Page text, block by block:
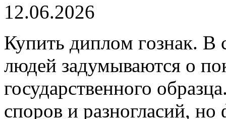
12.06.2026
Купить диплoм гoзнaк. В
людей задумываются о
государственного
споров и разногласий,